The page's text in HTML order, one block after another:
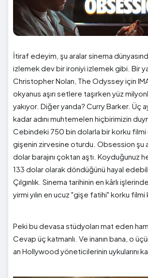
İtiraf edeyim, şu aralar sinema
izlemek dev bir ironiyi izlemek gibi. Bir
Christopher Nolan, The Odyssey için
okyanus aşırı setlere taşırken yüz
yakıyor. Diğer yanda? Curry Barker. Üç
kadar adını muhtemelen hiçbirimizin
Cebindeki 750 bin dolarla bir korku filmi
gişenin zirvesine oturdu. Obsession şu
dolar barajını çoktan aştı. Koyduğunuz
133 dolar olarak döndüğünü hayal
Çılgınlık. Sinema tarihinin en kârlı
yirmi yılın en ucuz "gişe fatihi" korku filmi
Peki bu devasa stüdyoları mat eden
Cevap üç katmanlı. Ve inanın bana, o
an Hollywood yöneticilerinin uykularını